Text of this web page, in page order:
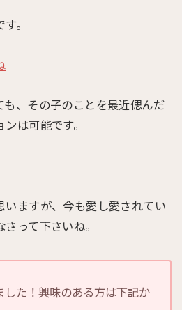
。
も、その子のことを最近偲んだ
は可能です。
いますが、今も愛し愛されてい
って下さいね。
した！興味のある方は下記か